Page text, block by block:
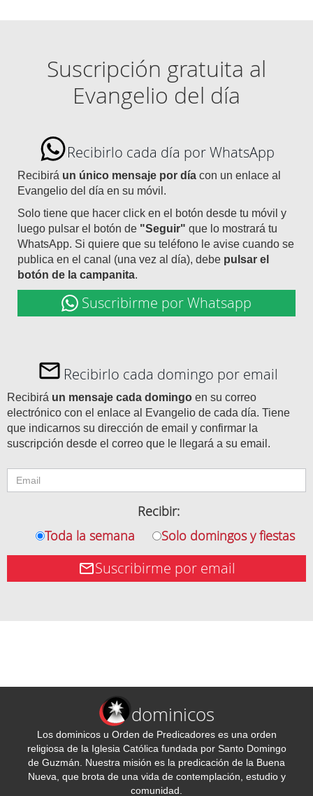
Suscripción gratuita al
Evangelio del día
Recibirlo cada día por WhatsApp
Recibirá un único mensaje por día con un enlace al
Evangelio del día en su móvil.
Solo tiene que hacer click en el botón desde tu móvil y
luego pulsar el botón de "Seguir" que lo mostrará tu
WhatsApp. Si quiere que su teléfono le avise cuando se
publica en el canal (una vez al día), debe pulsar el
botón de la campanita.
Suscribirme por Whatsapp
Recibirlo cada domingo por email
Recibirá un mensaje cada domingo en su correo
electrónico con el enlace al Evangelio de cada día. Tiene
que indicarnos su dirección de email y confirmar la
suscripción desde el correo que le llegará a su email.
Recibir:
Toda la semana
Solo domingos y fiestas
Suscribirme por email
dominicos
Los dominicos u Orden de Predicadores es una orden
religiosa de la Iglesia Católica fundada por Santo Domingo
de Guzmán. Nuestra misión es la predicación de la Buena
Nueva, que brota de una vida de contemplación, estudio y
comunidad.